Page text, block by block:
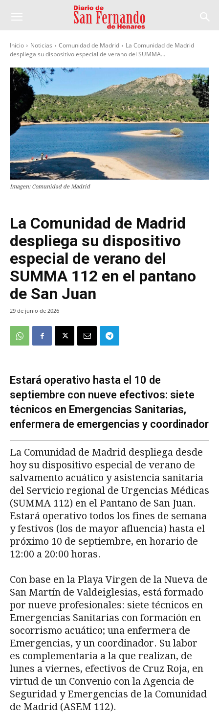
Inicio Noticias Comunidad de Madrid
La Comunidad de Madrid
despliega su dispositivo especial de verano del SUMMA...
Imagen: Comunidad de Madrid
La Comunidad de Madrid
despliega su dispositivo
especial de verano del
SUMMA 112 en el pantano
de San Juan
29 de junio de 2026
Estará operativo hasta el 10 de
septiembre con nueve efectivos: siete
técnicos en Emergencias Sanitarias,
enfermera de emergencias y coordinador
La Comunidad de Madrid despliega desde
hoy su dispositivo especial de verano de
salvamento acuático y asistencia sanitaria
del Servicio regional de Urgencias Médicas
(SUMMA 112) en el Pantano de San Juan.
Estará operativo todos los fines de semana
y festivos (los de mayor afluencia) hasta el
próximo 10 de septiembre, en horario de
12:00 a 20:00 horas.
Con base en la Playa Virgen de la Nueva de
San Martín de Valdeiglesias, está formado
por nueve profesionales: siete técnicos en
Emergencias Sanitarias con formación en
socorrismo acuático; una enfermera de
Emergencias, y un coordinador. Su labor
es complementaria a la que realizan, de
lunes a viernes, efectivos de Cruz Roja, en
virtud de un Convenio con la Agencia de
Seguridad y Emergencias de la Comunidad
de Madrid (ASEM 112).